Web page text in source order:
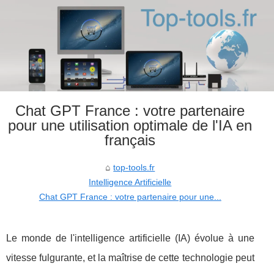
Chat GPT France : votre partenaire
pour une utilisation optimale de l'IA en
français
top-tools.fr
Intelligence Artificielle
Chat GPT France : votre partenaire pour une...
Le monde de l'intelligence artificielle (IA) évolue à une
vitesse fulgurante, et la maîtrise de cette technologie peut